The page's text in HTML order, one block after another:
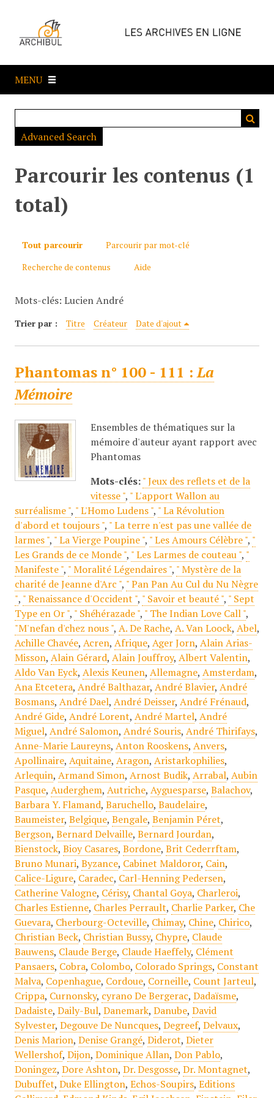
e
a
MENU
Advanced Search
Parcourir les contenus (1
total)
Tout parcourir
Parcourir par mot-clé
Recherche de contenus
Aide
Mots-clés: Lucien André
Trier par : Titre Créateur Date d'ajout
Phantomas n° 100 - 111 :La
Mémoire
Ensembles de thématiques sur la
mémoire d'auteur ayant rapport avec
Phantomas
Mots-clés: " Jeux des reflets et de la
vitesse ", " L'apport Wallon au
surréalisme ", " L'Homo Ludens ", " La Révolution
d'abord et toujours ", " La terre n'est pas une vallée de
larmes ", " La Vierge Poupine ", " Les Amours Célèbre ", "
Les Grands de ce Monde ", " Les Larmes de couteau ", "
Manifeste ", " Moralité Légendaires ", " Mystère de la
charité de Jeanne d'Arc ", " Pan Pan Au Cul du Nu Nègre
", " Renaissance d'Occident ", " Savoir et beauté ", " Sept
Type en Or ", " Shéhérazade ", " The Indian Love Call ",
"M'nefan d'chez nous ", A. De Rache, A. Van Loock, Abel,
Achille Chavée, Acren, Afrique, Ager Jorn, Alain Arias-
Misson, Alain Gérard, Alain Jouffroy, Albert Valentin,
Aldo Van Eyck, Alexis Keunen, Allemagne, Amsterdam,
Ana Etcetera, André Balthazar, André Blavier, André
Bosmans, André Dael, André Deisser, André Frénaud,
André Gide, André Lorent, André Martel, André
Miguel, André Salomon, André Souris, André Thirifays,
Anne-Marie Laureyns, Anton Rooskens, Anvers,
Apollinaire, Aquitaine, Aragon, Aristarkophilies,
Arlequin, Armand Simon, Arnost Budik, Arrabal, Aubin
Pasque, Auderghem, Autriche, Ayguesparse, Balachov,
Barbara Y. Flamand, Baruchello, Baudelaire,
Baumeister, Belgique, Bengale, Benjamin Péret,
Bergson, Bernard Delvaille, Bernard Jourdan,
Bienstock, Bioy Casares, Bordone, Brit Cederrftam,
Bruno Munari, Byzance, Cabinet Maldoror, Cain,
Calice-Ligure, Caradec, Carl-Henning Pedersen,
Catherine Valogne, Cérisy, Chantal Goya, Charleroi,
Charles Estienne, Charles Perrault, Charlie Parker, Che
Guevara, Cherbourg-Octeville, Chimay, Chine, Chirico,
Christian Beck, Christian Bussy, Chypre, Claude
Bauwens, Claude Berge, Claude Haeffely, Clément
Pansaers, Cobra, Colombo, Colorado Springs, Constant
Malva, Copenhague, Cordoue, Corneille, Count Jarteul,
Crippa, Curnonsky, cyrano De Bergerac, Dadaïsme,
Dadaiste, Daily-Bul, Danemark, Danube, David
Sylvester, Degouve De Nuncques, Degreef, Delvaux,
Denis Marion, Denise Grangé, Diderot, Dieter
Wellershof, Dijon, Dominique Allan, Don Pablo,
Doningez, Dore Ashton, Dr. Desgosse, Dr. Montagnet,
Dubuffet, Duke Ellington, Echos-Soupirs, Editions